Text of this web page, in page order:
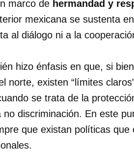
marco de hermandad y
mexicana se sustenta
al diálogo ni a la
hizo énfasis en que, si
norte, existen “límites
se trata de la
discriminación. En este
que existan políticas